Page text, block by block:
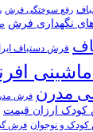
رفع سوختگی فرش
نگهداری فرش
فرش دستباف
مدرن فرش
ارزان قیمت
و نوجوان فرش